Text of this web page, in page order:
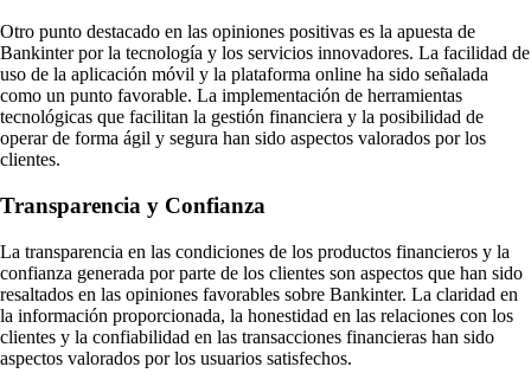
Otro punto destacado en las opiniones positivas es la apuesta de
Bankinter por la tecnología y los servicios innovadores. La facilidad de
uso de la aplicación móvil y la plataforma online ha sido señalada
como un punto favorable. La implementación de herramientas
tecnológicas que facilitan la gestión financiera y la posibilidad de
operar de forma ágil y segura han sido aspectos valorados por los
clientes.
Transparencia y Confianza
La transparencia en las condiciones de los productos financieros y la
confianza generada por parte de los clientes son aspectos que han sido
resaltados en las opiniones favorables sobre Bankinter. La claridad en
la información proporcionada, la honestidad en las relaciones con los
clientes y la confiabilidad en las transacciones financieras han sido
aspectos valorados por los usuarios satisfechos.